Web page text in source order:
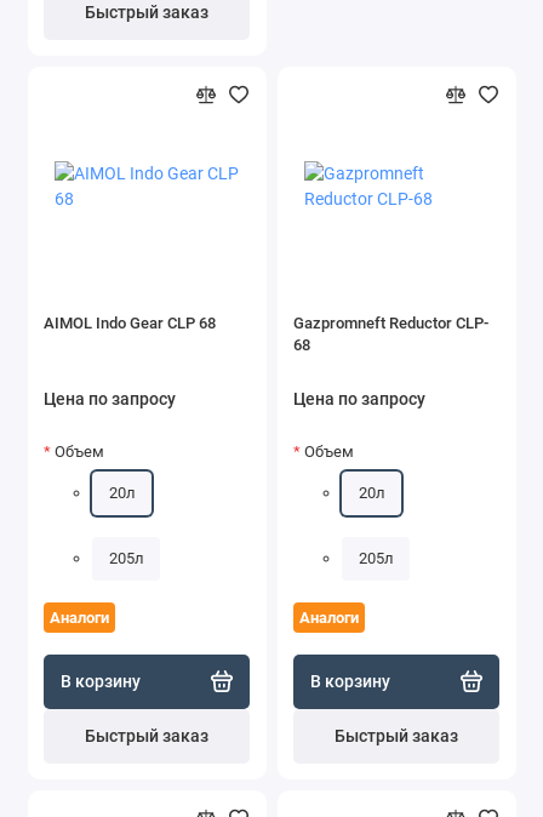
Быстрый заказ
AIMOL Indo Gear CLP 68
Цена по запросу
Аналоги
Объем
20л
205л
В корзину
Быстрый заказ
Gazpromneft Reductor CLP-
68
Цена по запросу
Аналоги
Объем
20л
205л
В корзину
Быстрый заказ